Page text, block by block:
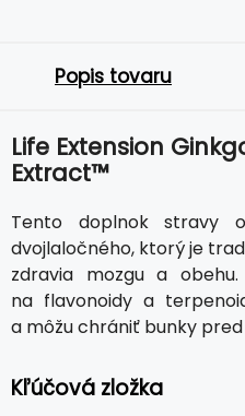
Popis tovaru
Life Extension
Extract™
Tento doplnok stravy
dvojlaločného, ktorý je
zdravia mozgu a
na flavonoidy a
a môžu chrániť bunky
Kľúčová zložka